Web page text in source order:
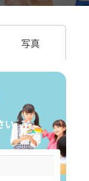
写真
い。